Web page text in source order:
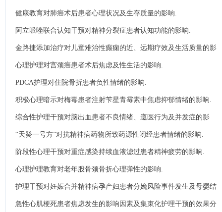
健康教育对肺癌术后患者心理状况及生存质量的影响.
阿立哌唑联合认知干预对精神分裂症患者认知功能的影响.
金路捷添加治疗对儿童难治性癫痫的近、远期疗效及生活质量的影
响.
心理护理对宫颈癌患者术后焦虑及性生活的影响.
PDCA护理对住院骨折患者负性情绪的影响.
积极心理暗示对梅毒患者注射苄星青霉素中焦虑抑郁情绪的影响.
综合性护理干预对脑出血患者不良情绪、遵医行为及并发症的影
响.
“天癸一号方”对抗精神病药物所致药源性闭经患者情绪的影响.
阶段性心理干预对重症感染持续血液滤过患者精神疲劳的影响.
心理护理教育对老年股骨颈骨折心理弹性的影响.
护理干预对妊娠合并精神病孕产妇患者分娩风险事件发生及母婴结
局的影响.
急性心肌梗死患者焦虑发生的影响因素及集束化护理干预的效果分